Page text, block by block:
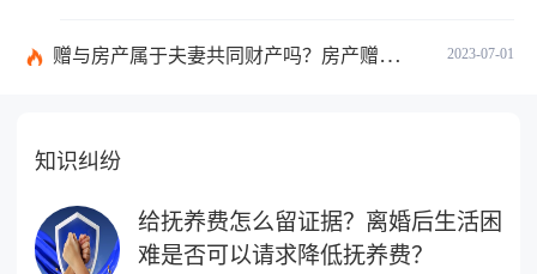
2023-07-01
赠与房产属于夫妻共同财产吗？房产赠与和过户哪个划算？
知识纠纷
给抚养费怎么留证据？离婚后生活困
难是否可以请求降低抚养费？